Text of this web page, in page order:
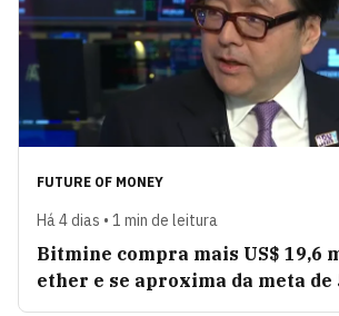
FUTURE OF MONEY
Há 4 dias • 1 min de leitura
Bitmine compra mais US$ 19,6
ether e se aproxima da meta de